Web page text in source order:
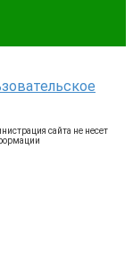
сайта не несет